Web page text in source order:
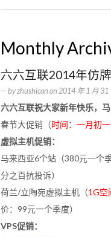
Monthly
六六互联2014年仿
— byzhushican on 2014 年 1 月 31
六六互联祝大家新年快乐，马
春节大促销（时间：一月初
虚拟主机促销：
马来西亚6个站（380元一个
分之百抗投诉）
荷兰/立陶宛虚拟主机（1G空
价：99元一个季度）
VPS促销：